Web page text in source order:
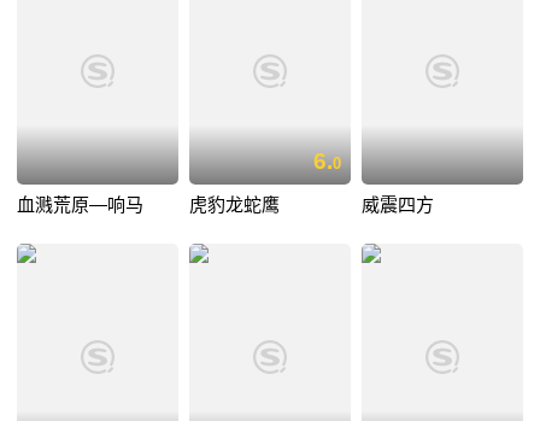
血溅荒原—响马
6.0
虎豹龙蛇鹰 威震四方